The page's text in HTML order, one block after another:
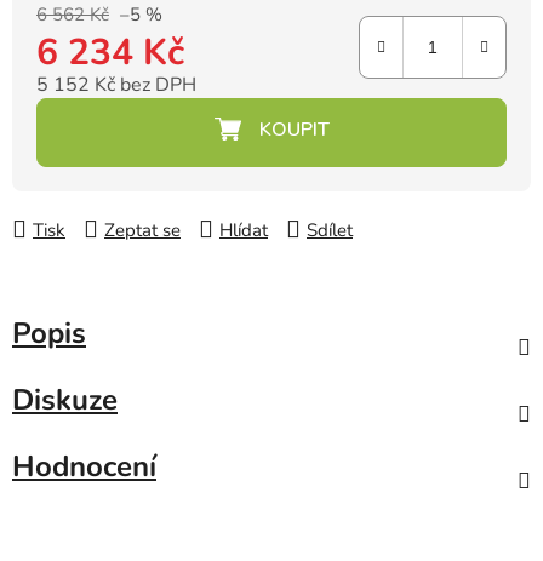
6 562 Kč –5 %
6 234 Kč
5 152 Kč bez DPH
Měrná cena:
Tisk Zeptat se Hlídat Sdílet
Popis
Diskuze
Hodnocení